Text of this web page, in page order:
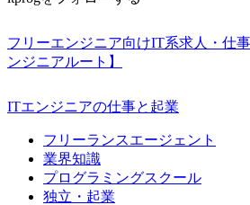
フリーエンジニア向けIT系求人・仕
ンジニアルート】
ITエンジニアの仕事と起業
フリーランスエージェント
業界知識
プログラミングスクール
独立・起業